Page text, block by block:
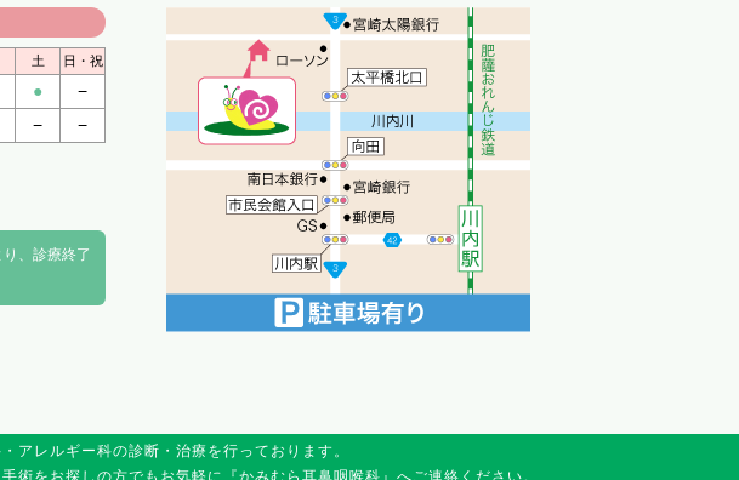
土 日・祝
● −
− −
、診療終了
アレルギー科の診断・治療を行っております。
をお探しの方でもお気軽に『かみむら耳鼻咽喉科』へご連絡ください。